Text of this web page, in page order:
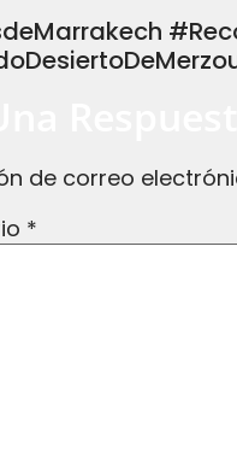
de correo
*